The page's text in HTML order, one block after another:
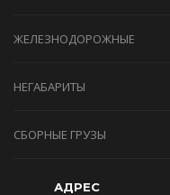
ЖЕЛЕЗНОДОРОЖНЫЕ
НЕГАБАРИТЫ
СБОРНЫЕ ГРУЗЫ
АДРЕС